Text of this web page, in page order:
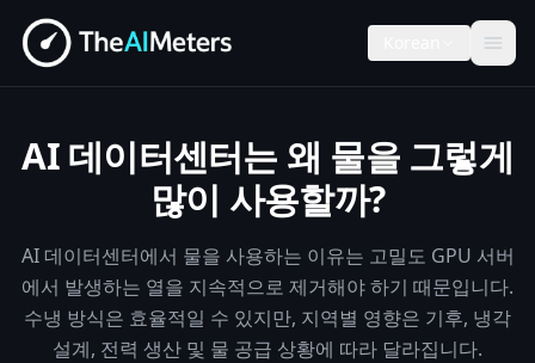
AI 데이터센터는 왜 물을 그렇게
많이 사용할까?
AI 데이터센터에서 물을 사용하는 이유는 고밀도 GPU 서버
에서 발생하는 열을 지속적으로 제거해야 하기 때문입니다.
수냉 방식은 효율적일 수 있지만, 지역별 영향은 기후, 냉각
설계, 전력 생산 및 물 공급 상황에 따라 달라집니다.